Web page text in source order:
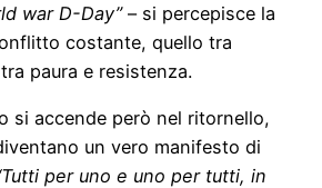
war D-Day”– si percepisce la
costante, quello tra
paura e resistenza.
si accende però nel ritornello,
un vero manifesto di
per uno e uno per tutti, in